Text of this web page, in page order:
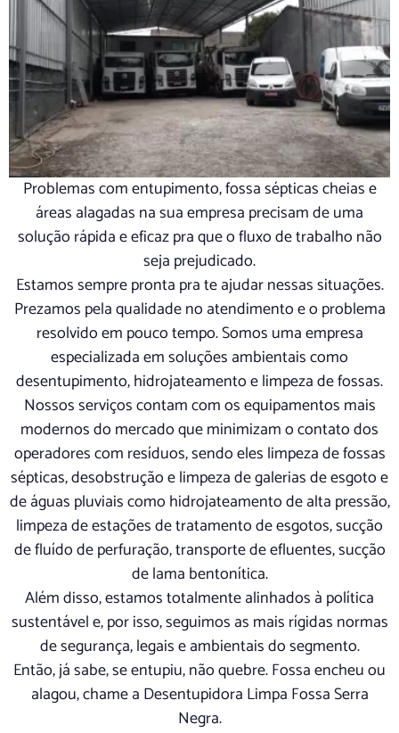
Problemas com entupimento, fossa sépticas cheias e
áreas alagadas na sua empresa precisam de uma
solução rápida e eficaz pra que o fluxo de trabalho não
seja prejudicado.
Estamos sempre pronta pra te ajudar nessas situações.
Prezamos pela qualidade no atendimento e o problema
resolvido em pouco tempo. Somos uma empresa
especializada em soluções ambientais como
desentupimento, hidrojateamento e limpeza de fossas.
Nossos serviços contam com os equipamentos mais
modernos do mercado que minimizam o contato dos
operadores com resíduos, sendo eles limpeza de fossas
sépticas, desobstrução e limpeza de galerias de esgoto e
de águas pluviais como hidrojateamento de alta pressão,
limpeza de estações de tratamento de esgotos, sucção
de fluído de perfuração, transporte de efluentes, sucção
de lama bentonítica.
Além disso, estamos totalmente alinhados à política
sustentável e, por isso, seguimos as mais rígidas normas
de segurança, legais e ambientais do segmento.
Então, já sabe, se entupiu, não quebre. Fossa encheu ou
alagou, chame a Desentupidora Limpa Fossa Serra
Negra.